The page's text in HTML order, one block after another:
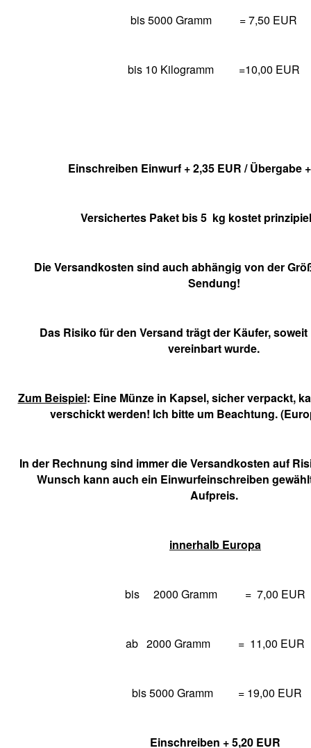
bis 5000 Gramm = 7,50 EUR
bis 10 Kilogramm =10,00 EUR
Einschreiben Einwurf + 2,35 EUR / Übergabe
Versichertes Paket bis 5 kg kostet
Die Versandkosten sind auch abhängig von der
Sendung!
Das Risiko für den Versand trägt der Käufer,
vereinbart wurde.
Zum Beispiel: Eine Münze in Kapsel, sicher verpackt,
verschickt werden! Ich bitte um Beachtung.
In der Rechnung sind immer die Versandkosten auf
Wunsch kann auch ein Einwurfeinschreiben
Aufpreis.
innerhalb Europa
bis 2000 Gramm = 7,00 EUR
ab 2000 Gramm = 11,00 EUR
bis 5000 Gramm = 19,00 EUR
Einschreiben + 5,20 EUR